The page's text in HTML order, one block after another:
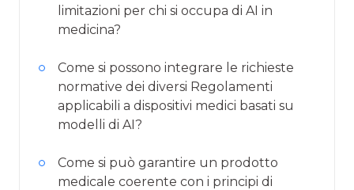
limitazioni per chi si occupa di AI in
medicina?
Come si possono integrare le richieste
normative dei diversi Regolamenti
applicabili a dispositivi medici basati su
modelli di AI?
Come si può garantire un prodotto
medicale coerente con i principi di